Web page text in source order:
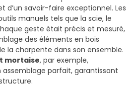
d’un savoir-faire exceptionnel. Les
manuels tels que la scie, le
geste était précis et mesuré,
des éléments en bois
la charpente dans son ensemble.
mortaise, par exemple,
parfait, garantissant